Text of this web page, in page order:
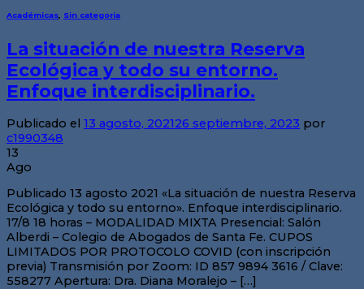
Académicas, Sin categoria
La situación de nuestra Reserva
Ecológica y todo su entorno.
Enfoque interdisciplinario.
Publicado el 13 agosto, 202126 septiembre, 2023 por
c1990348
13
Ago
Publicado 13 agosto 2021 «La situación de nuestra Reserva
Ecológica y todo su entorno». Enfoque interdisciplinario.
17/8 18 horas – MODALIDAD MIXTA Presencial: Salón
Alberdi – Colegio de Abogados de Santa Fe. CUPOS
LIMITADOS POR PROTOCOLO COVID (con inscripción
previa) Transmisión por Zoom: ID 857 9894 3616 / Clave:
558277 Apertura: Dra. Diana Moralejo – […]